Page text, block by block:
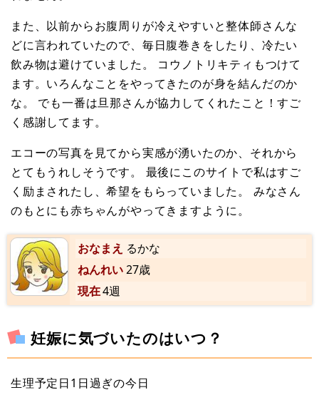
また、以前からお腹周りが冷えやすいと整体師さんな
どに言われていたので、毎日腹巻きをしたり、冷たい
飲み物は避けていました。 コウノトリキティもつけて
ます。いろんなことをやってきたのが身を結んだのか
な。 でも一番は旦那さんが協力してくれたこと！すご
く感謝してます。
エコーの写真を見てから実感が湧いたのか、それから
とてもうれしそうです。 最後にこのサイトで私はすご
く励まされたし、希望をもらっていました。 みなさん
のもとにも赤ちゃんがやってきますように。
おなまえ るかな
ねんれい27歳
現在4週
妊娠に気づいたのはいつ？
生理予定日1日過ぎの今日